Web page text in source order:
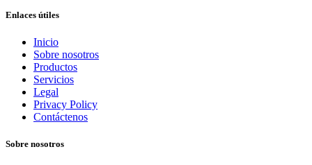
Enlaces útiles
Inicio
Sobre nosotros
Productos
Servicios
Legal
Privacy Policy
Contáctenos
Sobre nosotros